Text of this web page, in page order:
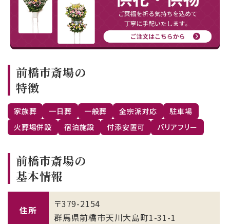
前橋市斎場の
特徴
家族葬 一日葬 一般葬 全宗派対応
駐車場
火葬場併設
宿泊施設 付添安置可 バリアフリー
前橋市斎場の
基本情報
住所
〒379-2154
群馬県前橋市天川大島町1-31-1